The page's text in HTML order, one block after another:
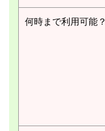
何時まで利用可能？